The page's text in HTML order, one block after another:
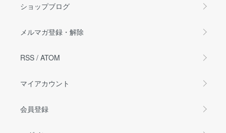
ショップブログ
メルマガ登録・解除
RSS / ATOM
マイアカウント
会員登録